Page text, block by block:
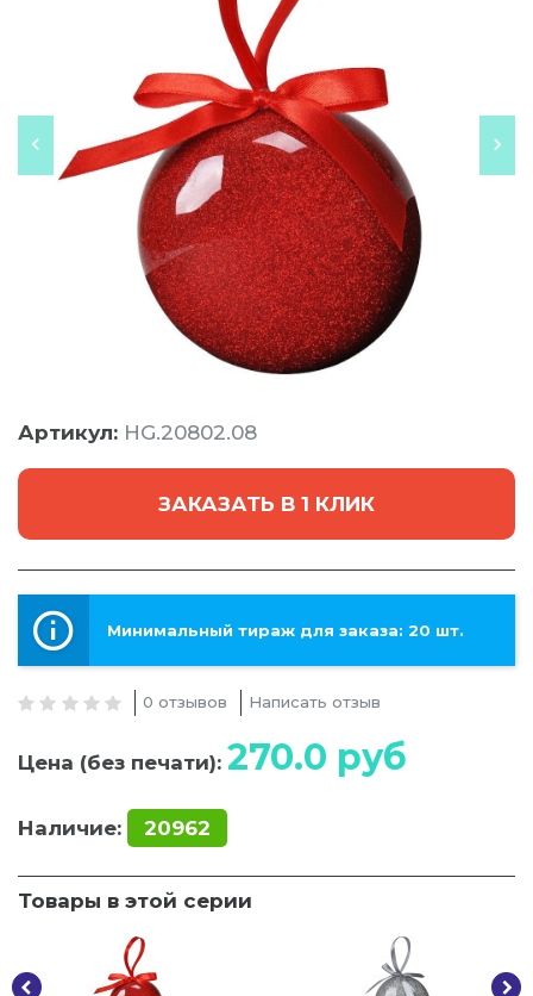
Артикул: HG.20802.08
ЗАКАЗАТЬ В 1 КЛИК
Минимальный тираж для заказа: 20 шт.
0 отзывов Написать отзыв
Цена (без печати): 270.0 руб
Наличие: 20962
Товары в этой серии